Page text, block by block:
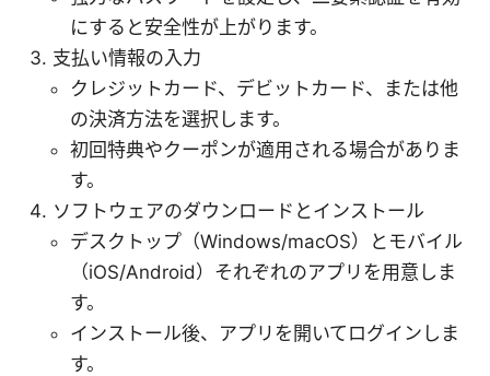
にすると安全性が上がります。
支払い情報の入力
クレジットカード、デビットカード、または他
の決済方法を選択します。
初回特典やクーポンが適用される場合がありま
す。
ソフトウェアのダウンロードとインストール
デスクトップ（Windows/macOS）とモバイル
（iOS/Android）それぞれのアプリを用意しま
す。
インストール後、アプリを開いてログインしま
す。